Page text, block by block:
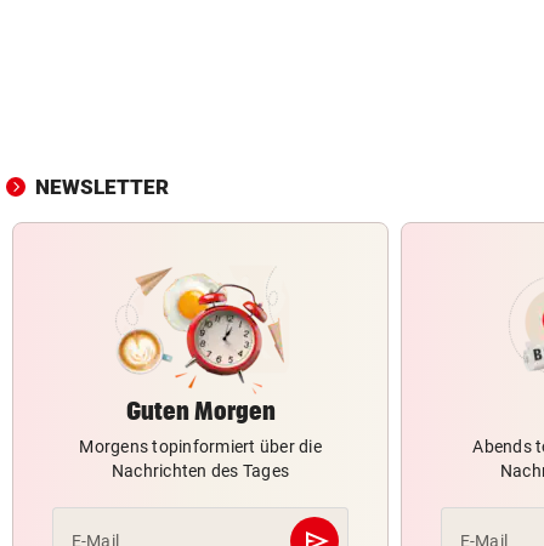
NEWSLETTER
Guten Morgen
Morgens topinformiert über die
Nachrichten des Tages
E-Mail
Abends
E-Mail